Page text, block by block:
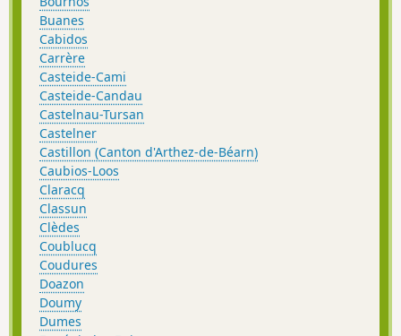
Buanes
Cabidos
Carrère
Casteide-Cami
Casteide-Candau
Castelnau-Tursan
Castelner
Castillon (Canton d'Arthez-de-Béarn)
Caubios-Loos
Claracq
Classun
Clèdes
Coublucq
Coudures
Doazon
Doumy
Dumes